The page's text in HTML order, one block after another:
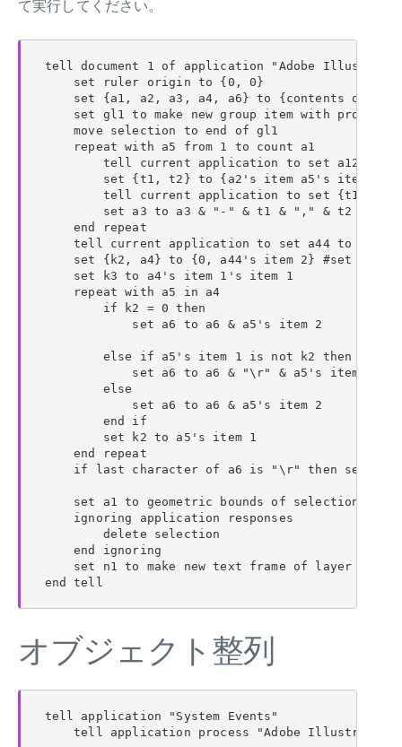
て実行してください。
tell document 1 of application "Adobe
    set ruler origin to {0, 0}
set {a1, a2, a3, a4, a6} to {contents of
set gl1 to make new group item with
    move selection to end of gl1
    repeat with a5 from 1 to count a1
tell current application to set a12 to
set {t1, t2} to {a2's item a5's item 2,
tell current application to set {t1, t2}
set a3 to a3 & "-" & t1 & "," & t2 & ","
    end repeat
tell current application to set a44 to run
set {k2, a4} to {0, a44's item 2} #set a44
    set k3 to a4's item 1's item 1
    repeat with a5 in a4
        if k2 = 0 then
            set a6 to a6 & a5's item 2
        else if a5's item 1 is not k2 then
            set a6 to a6 & "\r" & a5's item 2
        else
            set a6 to a6 & a5's item 2
        end if
        set k2 to a5's item 1
    end repeat
if last character of a6 is "\r" then set a6
    set a1 to geometric bounds of selection
    ignoring application responses
        delete selection
    end ignoring
set n1 to make new text frame of layer 1
end tell
オブジェクト整列
tell application "System Events"
    tell application process "Adobe Illustrator"